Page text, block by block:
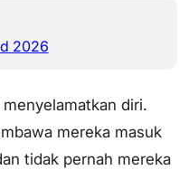
2026
diri.
mereka masuk
tidak pernah mereka